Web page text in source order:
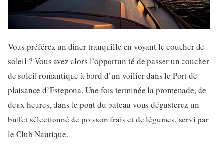
Vous préférez un diner tranquille en voyant le coucher de
soleil ? Vous avez alors l’opportunité de passer un coucher
de soleil romantique à bord d’un voilier dans le Port de
plaisance d’Estepona. Une fois terminée la promenade, de
deux heures, dans le pont du bateau vous dégusterez un
buffet sélectionné de poisson frais et de légumes, servi par
le Club Nautique.